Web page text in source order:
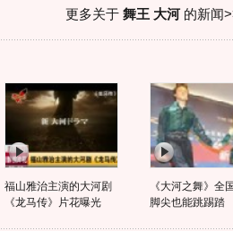
更多关于 舞王 大河的新闻
福山雅治主演的大河剧
《龙马传》片花曝光
《大河之舞》全
脚尖也能跳踢踏